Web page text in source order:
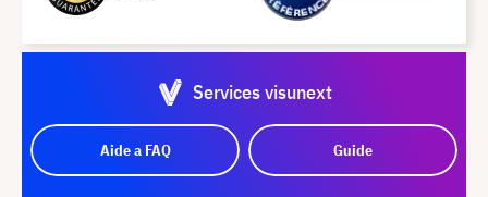
Services visunext
Aide a FAQ Guide